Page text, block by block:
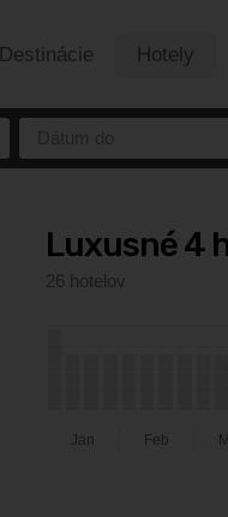
Destinácie Hotely
Luxusné 4
26 hotelov
Jan Feb